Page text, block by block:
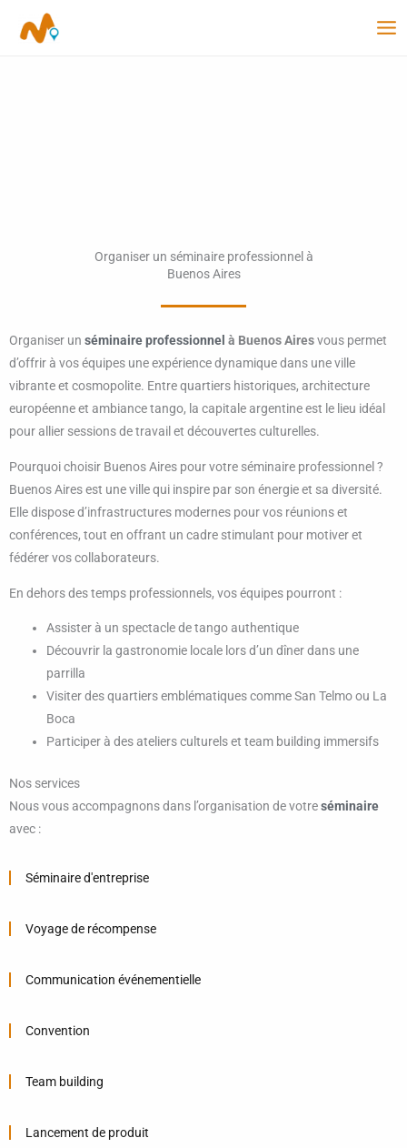
Organiser un séminaire professionnel à
Buenos Aires
Organiser un séminaire professionnel à Buenos Airesvous permet
d’offrir à vos équipes une expérience dynamique dans une ville
vibrante et cosmopolite. Entre quartiers historiques, architecture
européenne et ambiance tango, la capitale argentine est le lieu idéal
pour allier sessions de travail et découvertes culturelles.
Pourquoi choisir Buenos Aires pour votre séminaire professionnel ?
Buenos Aires est une ville qui inspire par son énergie et sa diversité.
Elle dispose d’infrastructures modernes pour vos réunions et
conférences, tout en offrant un cadre stimulant pour motiver et
fédérer vos collaborateurs.
En dehors des temps professionnels, vos équipes pourront :
Assister à un spectacle de tango authentique
Découvrir la gastronomie locale lors d’un dîner dans une
parrilla
Visiter des quartiers emblématiques comme San Telmo ou La
Boca
Participer à des ateliers culturels et team building immersifs
Nos services
Nous vous accompagnons dans l’organisation de votreséminaire
avec :
Séminaire d'entreprise
Voyage de récompense
Communication événementielle
Convention
Team building
Lancement de produit